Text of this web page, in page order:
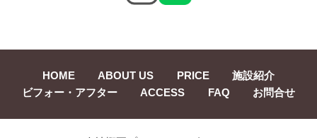
HOME ABOUT US PRICE
施設紹介
ビフォー・アフター
ACCESS FAQ お問合せ